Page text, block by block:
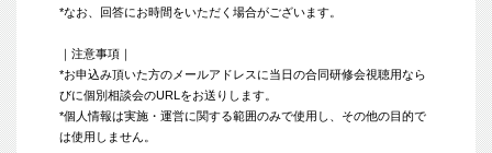
*なお、回答にお時間をいただく場合がございます。
｜注意事項｜
*お申込み頂いた方のメールアドレスに当日の合同研修会視聴用なら
びに個別相談会のURLをお送りします。
*個人情報は実施・運営に関する範囲のみで使用し、その他の目的で
は使用しません。